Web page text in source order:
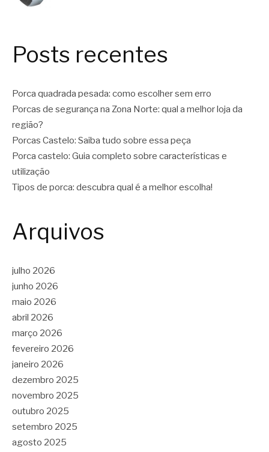
Posts recentes
Porca quadrada pesada: como escolher sem erro
Porcas de segurança na Zona Norte: qual a melhor loja da
região?
Porcas Castelo: Saiba tudo sobre essa peça
Porca castelo: Guia completo sobre características e
utilização
Tipos de porca: descubra qual é a melhor escolha!
Arquivos
julho 2026
junho 2026
maio 2026
abril 2026
março 2026
fevereiro 2026
janeiro 2026
dezembro 2025
novembro 2025
outubro 2025
setembro 2025
agosto 2025